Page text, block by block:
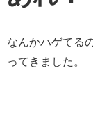
なんかハゲてる
ってきました。